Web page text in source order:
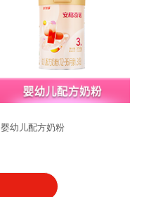
婴幼儿配方奶粉